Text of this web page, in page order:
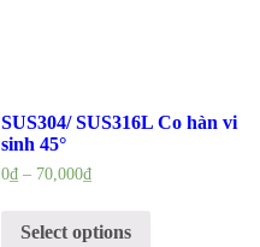
SUS304/ SUS316L Co hàn vi
sinh 45°
0₫– 70,000₫
Select options